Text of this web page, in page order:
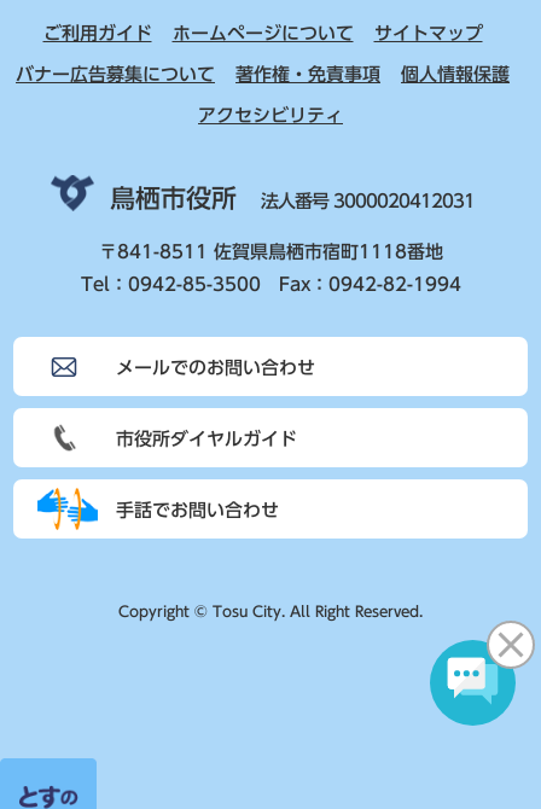
ご利用ガイド ホームページについて サイトマップ
バナー広告募集について 著作権・免責事項 個人情報保護
アクセシビリティ
鳥栖市役所 法人番号 3000020412031
〒841-8511 佐賀県鳥栖市宿町1118番地
Tel：0942-85-3500 Fax：0942-82-1994
メールでのお問い合わせ
市役所ダイヤルガイド
手話でお問い合わせ
Copyright © Tosu City. All Right Reserved.